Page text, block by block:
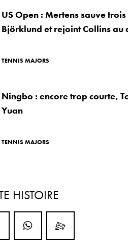
US Open : Mertens sauve
Björklund et rejoint Collins au
TENNIS MAJORS
Ningbo : encore trop courte,
Yuan
TENNIS MAJORS
HISTOIRE